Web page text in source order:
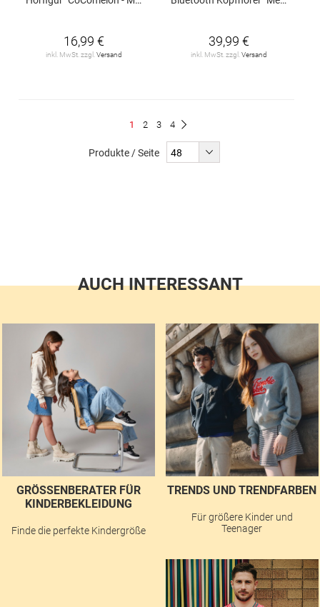
16,99 €
inkl. MwSt. zzgl. Versand
39,99 €
inkl. MwSt. zzgl. Versand
Du
1 Seite
2 Seite
3 Seite
4
Produkte / Seite
AUCH INTERESSANT
GRÖSSENBERATER FÜR K
INDERBEKLEIDUNG
Finde die perfekte Kindergröße
TRENDS UND TRENDFARBEN
Für größere Kinder und
Teenager